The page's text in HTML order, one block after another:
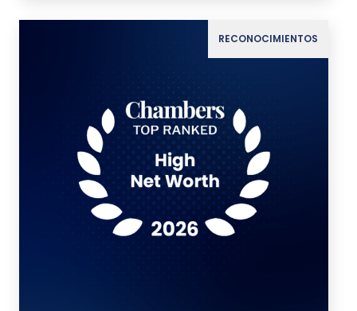
RECONOCIMIENTOS